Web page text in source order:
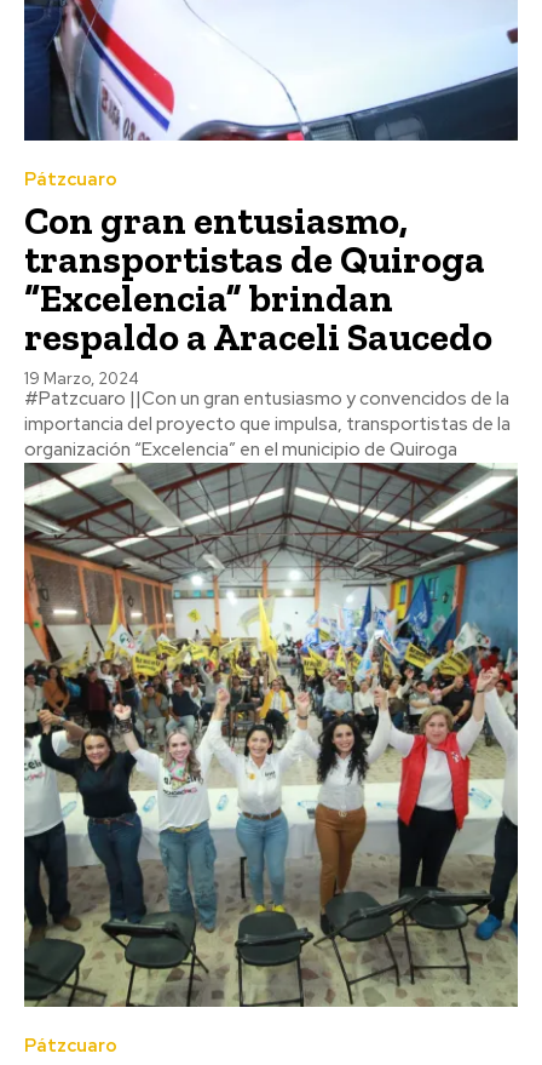
Pátzcuaro
Con gran entusiasmo,
transportistas de Quiroga
“Excelencia” brindan
respaldo a Araceli Saucedo
19 Marzo, 2024
#Patzcuaro ||Con un gran entusiasmo y convencidos de la
importancia del proyecto que impulsa, transportistas de la
organización “Excelencia” en el municipio de Quiroga
Pátzcuaro